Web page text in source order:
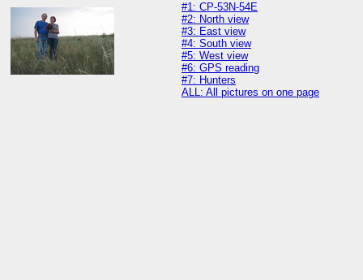
#1: CP-53N-54E
#2: North view
#3: East view
#4: South view
#5: West view
#6: GPS reading
#7: Hunters
ALL: All pictures on one page